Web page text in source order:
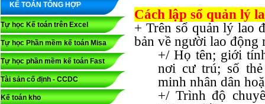
KẾ TOÁN TỔNG HỢP
Tự học Kế toán trên Excel
Tự học Phần mềm kế toán Misa
Tự học phần mềm kế toán Fast
Tài sản cố định - CCDC
Kế toán kho
Cách lập sổ quản lý
+ Trên sổ quản lý lao
bản về người lao động
+/ Họ tên; giới
nơi cư trú; số thẻ
minh nhân dân
+/ Trình độ